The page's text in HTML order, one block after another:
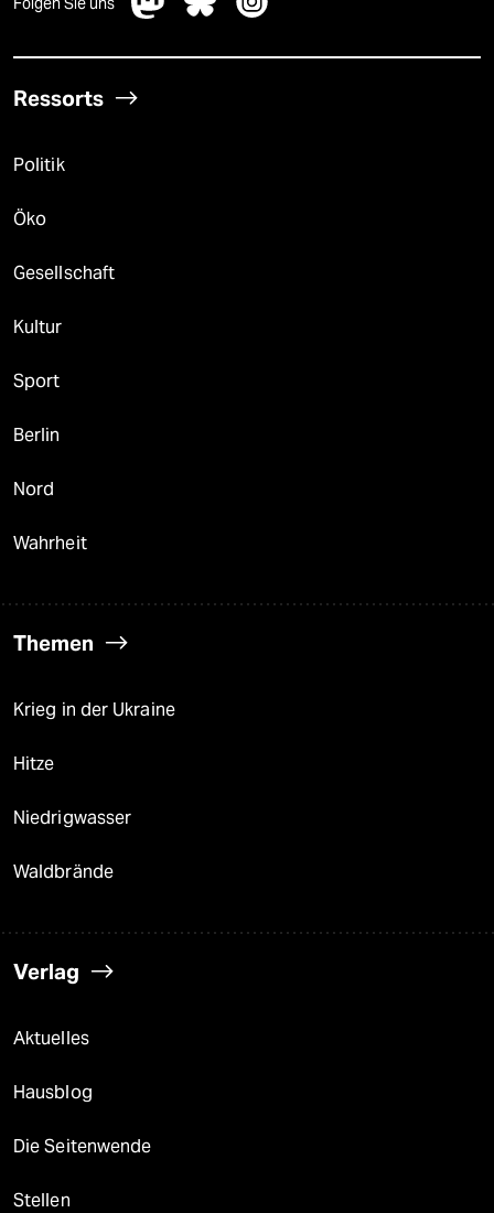
Ressorts
Politik
Öko
Gesellschaft
Kultur
Sport
Berlin
Nord
Wahrheit
Themen
Krieg in der Ukraine
Hitze
Niedrigwasser
Waldbrände
Verlag
Aktuelles
Hausblog
Die Seitenwende
Stellen